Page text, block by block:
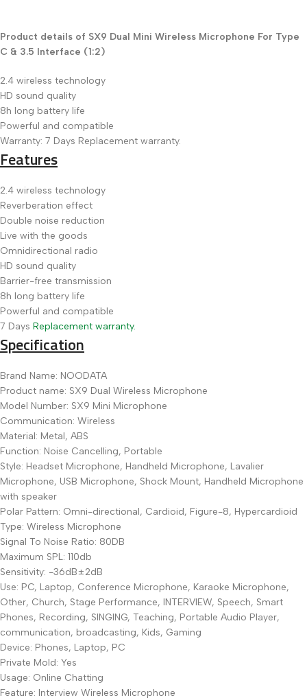
Product details of SX9 Dual Mini Wireless Microphone For Type
C & 3.5 Interface (1:2)
2.4 wireless technology
HD sound quality
8h long battery life
Powerful and compatible
Warranty: 7 Days Replacement warranty.
Features
2.4 wireless technology
Reverberation effect
Double noise reduction
Live with the goods
Omnidirectional radio
HD sound quality
Barrier-free transmission
8h long battery life
Powerful and compatible
7 Days Replacement warranty.
Specification
Brand Name: NOODATA
Product name: SX9 Dual Wireless Microphone
Model Number: SX9 Mini Microphone
Communication: Wireless
Material: Metal, ABS
Function: Noise Cancelling, Portable
Style: Headset Microphone, Handheld Microphone, Lavalier
Microphone, USB Microphone, Shock Mount, Handheld Microphone
with speaker
Polar Pattern: Omni-directional, Cardioid, Figure-8, Hypercardioid
Type: Wireless Microphone
Signal To Noise Ratio: 80DB
Maximum SPL: 110db
Sensitivity: -36dB±2dB
Use: PC, Laptop, Conference Microphone, Karaoke Microphone,
Other, Church, Stage Performance, INTERVIEW, Speech, Smart
Phones, Recording, SINGING, Teaching, Portable Audio Player,
communication, broadcasting, Kids, Gaming
Device: Phones, Laptop, PC
Private Mold: Yes
Usage: Online Chatting
Feature: Interview Wireless Microphone